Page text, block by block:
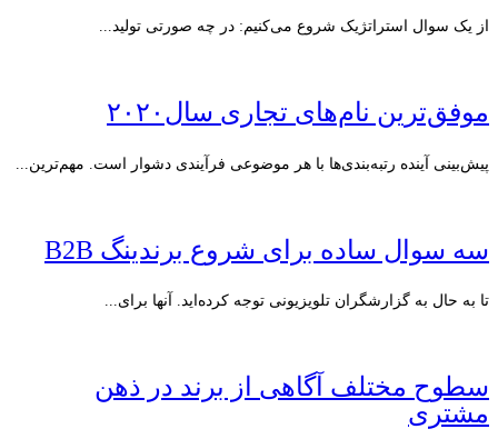
از یک سوال استراتژیک شروع می‌کنیم: در چه صورتی تولید...
موفق‌ترین نام‌های تجاری سال۲۰۲۰
پیش‌بینی آینده رتبه‌بندی‌ها با هر موضوعی فرآیندی دشوار است. مهم‌ترین...
سه سوال ساده برای شروع برندینگ B2B
تا به حال به گزارشگران تلویزیونی توجه کرده‌اید. آنها برای...
سطوح مختلف آگاهی از برند در ذهن
مشتری